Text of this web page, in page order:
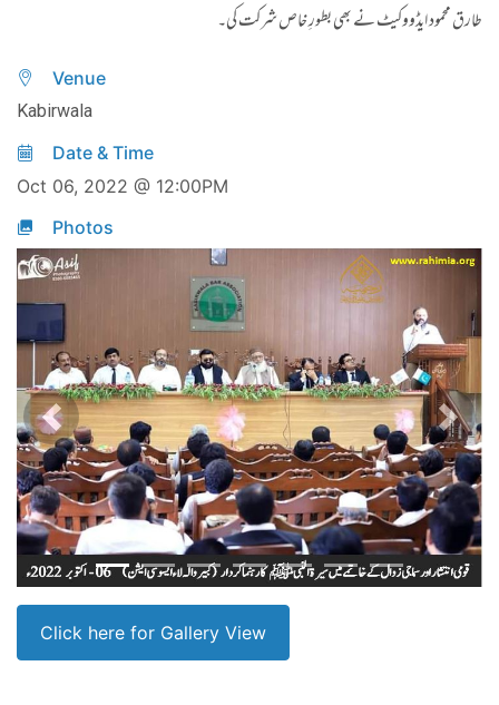
طارق محمود ایڈووکیٹ نے بھی بطورِ خاص شرکت کی۔
Venue
Kabirwala
Date & Time
Oct 06, 2022 @ 12:00PM
Photos
Previous Next
Click here for Gallery View